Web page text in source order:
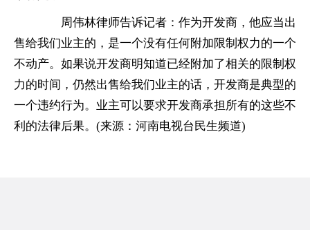
周伟林律师告诉记者：作为开发商，他应当出
售给我们业主的，是一个没有任何附加限制权力的一个
不动产。如果说开发商明知道已经附加了相关的限制权
力的时间，仍然出售给我们业主的话，开发商是典型的
一个违约行为。业主可以要求开发商承担所有的这些不
利的法律后果。(来源：河南电视台民生频道)